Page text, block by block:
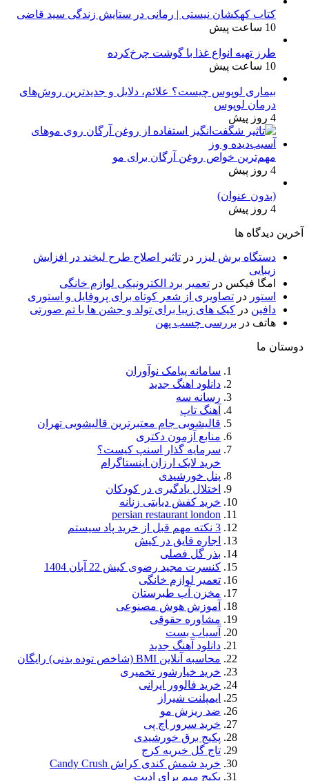
کتاب کهکشان نیستی | رمانی در ستایش زندگی سید قاضی
10 ساعت پیش
طرز تهیه انواع غذا با گوشت چرخ‌کرده
10 ساعت پیش
بیماری لوپوس چیست؟ علائم، دلایل و جدیدترین روش‌های
درمان لوپوس
4 روز پیش
مهم‌ترین خواص روغن آرگان برای مو
4 روز پیش
(بدون عنوان)
4 روز پیش
آخرین دیدگاه ها
دستگاه برش لیزر در تاثیر اصلاح طرح لبخند در افزایش
زیبایی
امگا فیکس در تعمیر برد الکترونیکی لوازم خانگی
استور در تصاویری از شعر کوتاه برای پروفایل و استوری
دافین در کیک های زیبا برای تولد و جشن ها با تم صورتی
هاتف در بررسی چسب پهن
دوستان ما
سامانه پیامک نوآوران
دانلود اهنگ جدید
رسانه سه
آهنگ تاپ
قالیشویی جام معتبرترین قالیشویی تهران
منابع آزمون دکتری
سرمایه گذار اسنپ کیست؟
خرید لایک ارزان اینستاگرام
پنل خورشیدی
اختلال یادگیری در کودکان
خرید کفش دیابتی زنانه
persian restaurant london
3 نکته مهم قبل از خرید پاد سیستم
اجاره قایق در کیش
بذر گل فصلی
کنسرت مجید رضوی کیش 22 آبان 1404
تعمیر لوازم خانگی
مخزن آب طبرستان
آموزش هوش مصنوعی
مشاوره حقوقی
آسیاب بست
دانلود آهنگ جدید
محاسبه آنلاین BMI (شاخص توده بدنی) رایگان
خرید خیارشور تخمیری
خرید فالوور ایرانی
ایمپلنت شیراز
ضد ریزش مو
خرید سرور اچ پی
پکیج برق خورشیدی
تاج گل خیریه کرج
خرید شمش کندی کراش Candy Crush
پکیج میم برای ادیت